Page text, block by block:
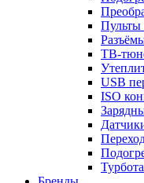
Пульты
ТВ-
USB
ISO